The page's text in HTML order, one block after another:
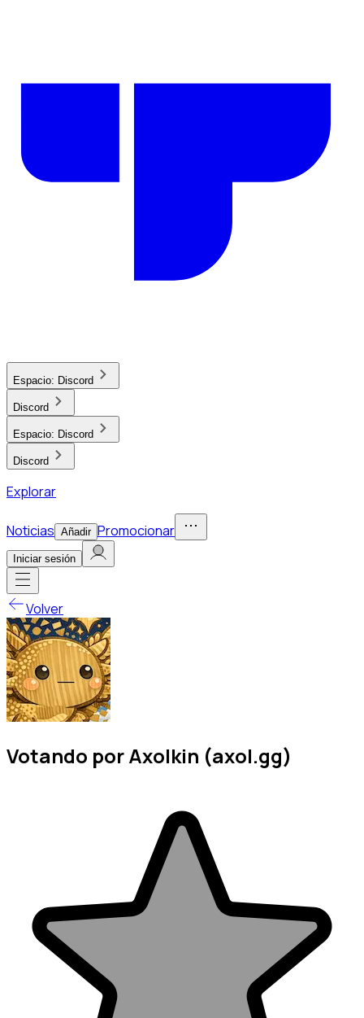
Espacio: Discord
Discord
Espacio: Discord
Discord
Explorar
Noticias Añadir Promocionar
Iniciar sesión
Volver
Votando por Axolkin (axol.gg)